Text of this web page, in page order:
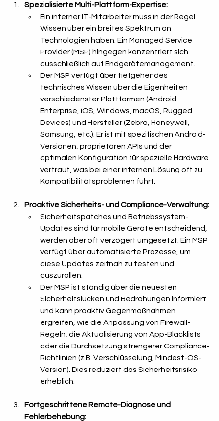
Spezialisierte Multi-Plattform-Expertise:
Ein interner IT-Mitarbeiter muss in der Regel
Wissen über ein breites Spektrum an
Technologien haben. Ein Managed Service
Provider (MSP) hingegen konzentriert sich
ausschließlich auf Endgerätemanagement.
Der MSP verfügt über tiefgehendes
technisches Wissen über die Eigenheiten
verschiedenster Plattformen (Android
Enterprise, iOS, Windows, macOS, Rugged
Devices) und Hersteller (Zebra, Honeywell,
Samsung, etc.). Er ist mit spezifischen Android-
Versionen, proprietären APIs und der
optimalen Konfiguration für spezielle Hardware
vertraut, was bei einer internen Lösung oft zu
Kompatibilitätsproblemen führt.
Proaktive Sicherheits- und Compliance-Verwaltung:
Sicherheitspatches und Betriebssystem-
Updates sind für mobile Geräte entscheidend,
werden aber oft verzögert umgesetzt. Ein MSP
verfügt über automatisierte Prozesse, um
diese Updates zeitnah zu testen und
auszurollen.
Der MSP ist ständig über die neuesten
Sicherheitslücken und Bedrohungen informiert
und kann proaktiv Gegenmaßnahmen
ergreifen, wie die Anpassung von Firewall-
Regeln, die Aktualisierung von App-Blacklists
oder die Durchsetzung strengerer Compliance-
Richtlinien (z.B. Verschlüsselung, Mindest-OS-
Version). Dies reduziert das Sicherheitsrisiko
erheblich.
Fortgeschrittene Remote-Diagnose und
Fehlerbehebung: